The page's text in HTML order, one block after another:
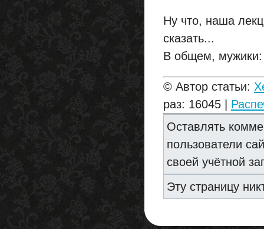
Ну что, наша
сказать...
В общем,
© Автор статьи:
раз: 16045 |
Оставлять
пользователи
своей учётной
Эту страницу